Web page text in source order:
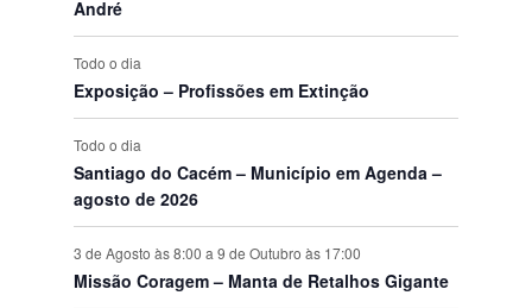
n
t
o
s
s
o
s
o
o
o
o
o
o
André
Todo o dia
Exposição – Profissões em Extinção
Todo o dia
Santiago do Cacém – Município em Agenda –
agosto de 2026
3 de Agosto às 8:00 a 9 de Outubro às 17:00
Missão Coragem – Manta de Retalhos Gigante